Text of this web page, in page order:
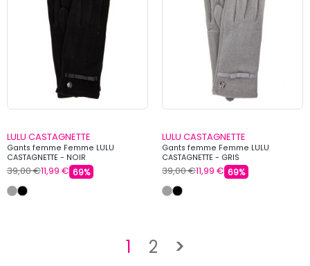
LULU CASTAGNETTE
Gants femme Femme LULU
CASTAGNETTE - NOIR
39,00 €11,99 € 69%
LULU CASTAGNETTE
Gants femme Femme LULU
CASTAGNETTE - GRIS
39,00 €11,99 € 69%
1 2 >